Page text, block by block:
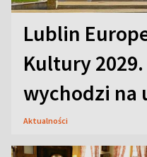
Lublin
Kultury
wychodzi na
Aktualności